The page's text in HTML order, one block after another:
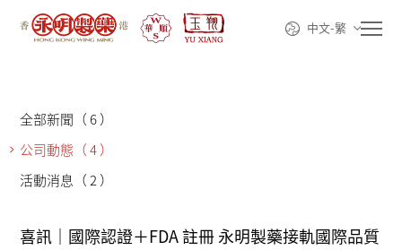
中文-繁
全部新聞 （ 6 ）
公司動態 （ 4 ）
活動消息 （ 2 ）
喜訊｜國際認證＋FDA 註冊 永明製藥接軌國際品質